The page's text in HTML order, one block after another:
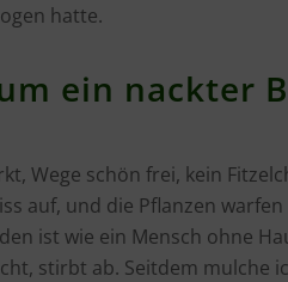
hatte.
ein nackter
Wege schön frei, kein
auf, und die Pflanzen
ist wie ein Mensch ohne
stirbt ab. Seitdem mulche